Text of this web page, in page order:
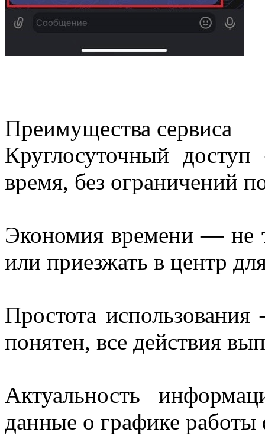
Преимущества сервиса
Круглосуточный
время, без ограничений
Экономия времени — не
или приезжать в центр
Простота
понятен, все действия
Актуальность
данные о графике работы